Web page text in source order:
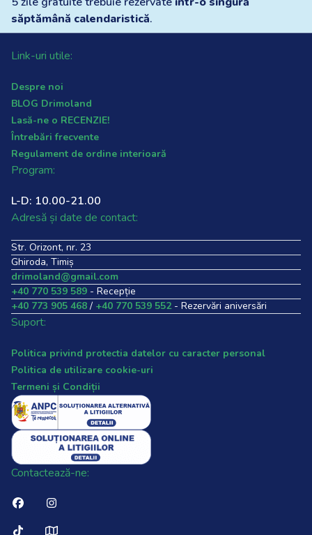
săptămână calendaristică.
Link-uri utile:
Despre noi
BLOG Drimoland
Lasă-ne o RECENZIE!
Întrebări frecvente
Regulament de ordine interioară
Program:
L-D: 10.00-21.00
Adresă și date de contact:
Str. Orizont, nr. 23
Ghiroda, Timiș
drimoland@gmail.com
+40 770 539 589 - Recepție
+40 773 905 468 / +40 770 539 552- Rezervări aniversări
Suport:
Politica privind protectia datelor cu caracter personal
Politica de utilizare cookie-uri
Termeni și Condiții
Contactează-ne: